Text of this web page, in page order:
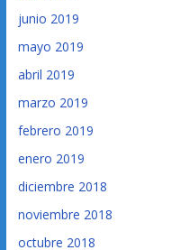
junio 2019
mayo 2019
abril 2019
marzo 2019
febrero 2019
enero 2019
diciembre 2018
noviembre 2018
octubre 2018